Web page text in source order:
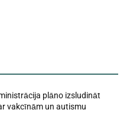
plāno izsludināt
vakcīnām un autismu